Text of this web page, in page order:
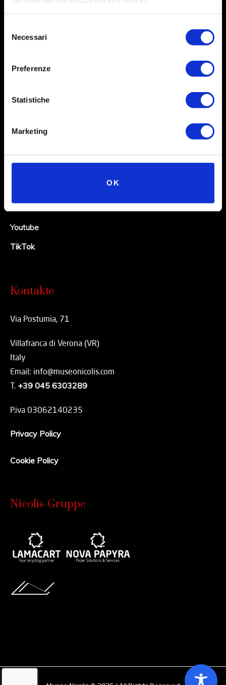
delNecessari
Preferenze
Statistiche
Marketing
OK
Youtube
TikTok
Kontakte
Via Postumia, 71
Villafranca di Verona (VR)
Italy
Email: info@museonicolis.com
T. +39 045 6303289
P.iva 03062140235
Privacy Policy
Cookie Policy
Nicolis-Gruppe